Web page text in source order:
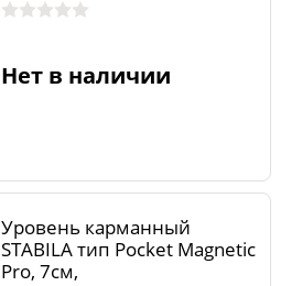
Нет в наличии
Уровень карманный
STABILA тип Pocket Magnetic
Pro, 7см,